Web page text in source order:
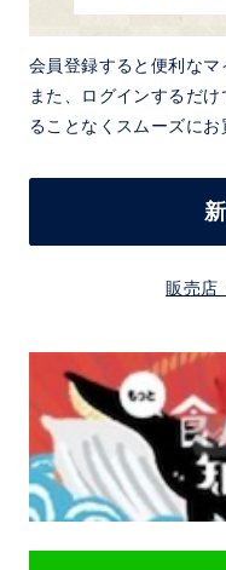
会員登録すると便利なマ
また、ログインするだ
ることなくスムーズにお
販売店